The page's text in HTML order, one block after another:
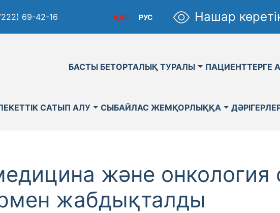
69-42-16 РУС
ҚАЗ Нашар
БАСТЫ БЕТОРТАЛЫҚ ТУРАЛЫ ПАЦИЕНТТЕРГЕ
САТЫП АЛУ СЫБАЙЛАС ЖЕМҚОРЛЫҚҚА
және онкология
жабдықталды